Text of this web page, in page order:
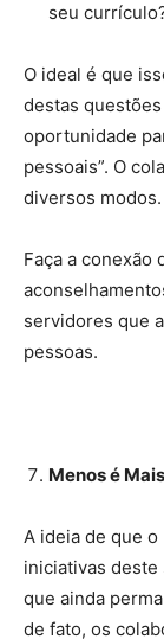
seu
O ideal é que
destas
oportunidade
pessoais”. O
diversos modos.
Faça a conexão
servidores que
pessoas.
Menos é Mais
A ideia de que o
iniciativas
que ainda
de fato, os